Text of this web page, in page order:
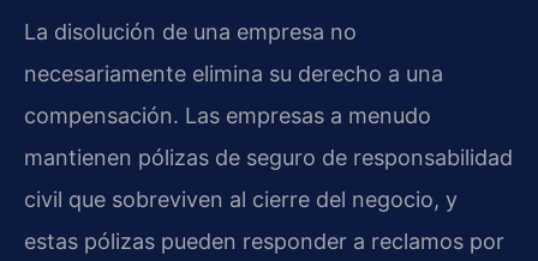
La disolución de una empresa no
necesariamente elimina su derecho a una
compensación. Las empresas a menudo
mantienen pólizas de seguro de responsabilidad
civil que sobreviven al cierre del negocio, y
estas pólizas pueden responder a reclamos por